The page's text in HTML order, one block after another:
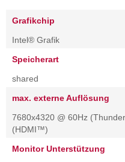
Grafikchip
Intel® Grafik
Speicherart
shared
max. externe Auflösung
7680x4320 @ 60Hz
(HDMI™)
Monitor Unterstützung